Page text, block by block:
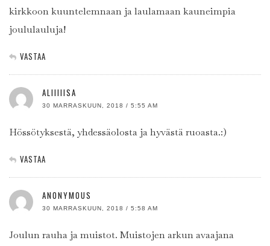
kirkkoon kuuntelemnaan ja laulamaan kauneimpia
joululauluja!
VASTAA
ALIIIIISA
30 MARRASKUUN, 2018 / 5:55 AM
Hössötyksestä, yhdessäolosta ja hyvästä ruoasta.:)
VASTAA
ANONYMOUS
30 MARRASKUUN, 2018 / 5:58 AM
Joulun rauha ja muistot. Muistojen arkun avaajana